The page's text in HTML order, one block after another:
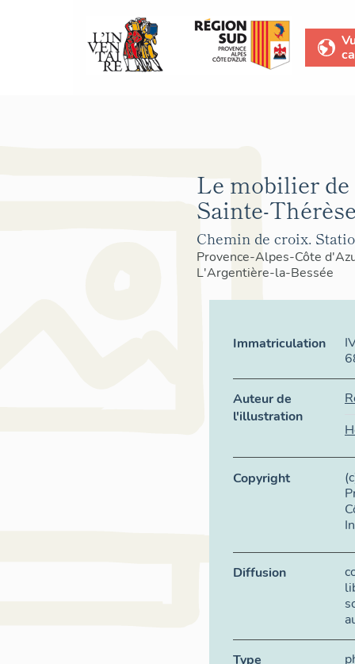
Le mobilier
Sainte-
Chemin de croix.
Provence-Alpes-Côte
L'Argentière-la-Bessée
Immatriculation
Auteur de
l'illustration
Copyright
Diffusion
Type